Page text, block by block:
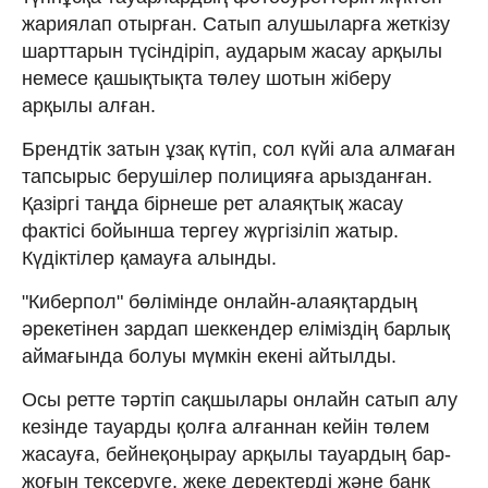
жариялап отырған. Сатып алушыларға жеткізу
шарттарын түсіндіріп, аударым жасау арқылы
немесе қашықтықта төлеу шотын жіберу
арқылы алған.
Брендтік затын ұзақ күтіп, сол күйі ала алмаған
тапсырыс берушілер полицияға арызданған.
Қазіргі таңда бірнеше рет алаяқтық жасау
фактісі бойынша тергеу жүргізіліп жатыр.
Күдіктілер қамауға алынды.
"Киберпол" бөлімінде онлайн-алаяқтардың
әрекетінен зардап шеккендер еліміздің барлық
аймағында болуы мүмкін екені айтылды.
Осы ретте тәртіп сақшылары онлайн сатып алу
кезінде тауарды қолға алғаннан кейін төлем
жасауға, бейнеқоңырау арқылы тауардың бар-
жоғын тексеруге, жеке деректерді және банк